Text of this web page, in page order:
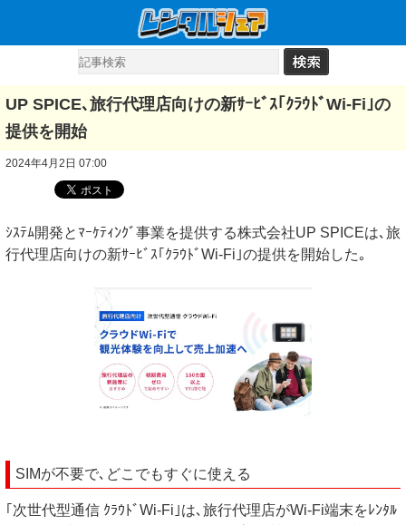
UP SPICE､旅行代理店向けの新ｻｰﾋﾞｽ｢ｸﾗｳﾄﾞWi-Fi｣の
提供を開始
2024年4月2日 07:00
ｼｽﾃﾑ開発とﾏｰｹﾃｨﾝｸﾞ事業を提供する株式会社UP SPICEは､旅
行代理店向けの新ｻｰﾋﾞｽ｢ｸﾗｳﾄﾞWi-Fi｣の提供を開始した｡
SIMが不要で､どこでもすぐに使える
｢次世代型通信 ｸﾗｳﾄﾞWi-Fi｣は､旅行代理店がWi-Fi端末をﾚﾝﾀﾙ